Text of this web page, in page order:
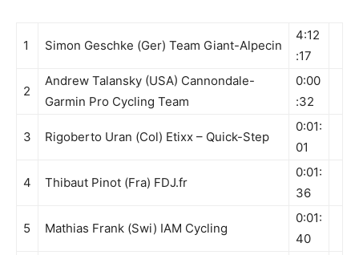
1 Simon Geschke (Ger) Team Giant-Alpecin
4:12
:17
2
Andrew Talansky (USA) Cannondale-
Garmin Pro Cycling Team
0:00
:32
3 Rigoberto Uran (Col) Etixx – Quick-Step
0:01:
01
4 Thibaut Pinot (Fra) FDJ.fr
0:01:
36
5 Mathias Frank (Swi) IAM Cycling
0:01:
40